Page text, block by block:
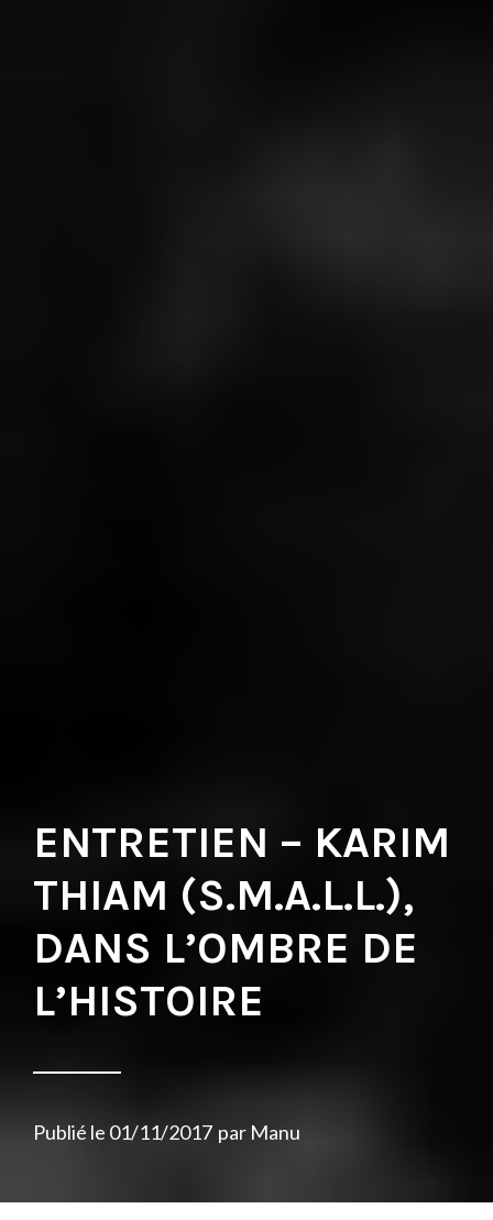
ENTRETIEN – KARIM
THIAM (S.M.A.L.L.),
DANS L’OMBRE DE
L’HISTOIRE
Publié le 01/11/2017 par Manu